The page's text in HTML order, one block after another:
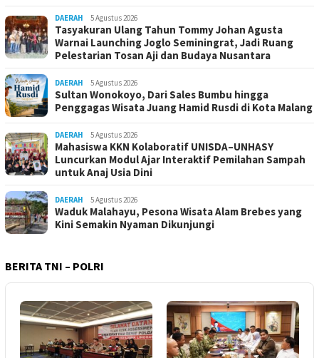
DAERAH 5 Agustus 2026
Tasyakuran Ulang Tahun Tommy Johan Agusta
Warnai Launching Joglo Seminingrat, Jadi Ruang
Pelestarian Tosan Aji dan Budaya Nusantara
DAERAH 5 Agustus 2026
Sultan Wonokoyo, Dari Sales Bumbu hingga
Penggagas Wisata Juang Hamid Rusdi di Kota Malang
DAERAH 5 Agustus 2026
Mahasiswa KKN Kolaboratif UNISDA–UNHASY
Luncurkan Modul Ajar Interaktif Pemilahan Sampah
untuk Anaj Usia Dini
DAERAH 5 Agustus 2026
Waduk Malahayu, Pesona Wisata Alam Brebes yang
Kini Semakin Nyaman Dikunjungi
BERITA TNI – POLRI